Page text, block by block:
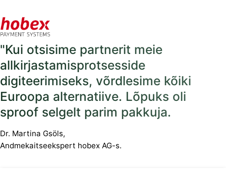
"Kui otsisime partnerit meie
allkirjastamisprotsesside
digiteerimiseks, võrdlesime kõiki
Euroopa alternatiive. Lõpuks oli
sproof selgelt parim pakkuja.
Dr. Martina Gsöls,
Andmekaitseekspert hobex AG-s.